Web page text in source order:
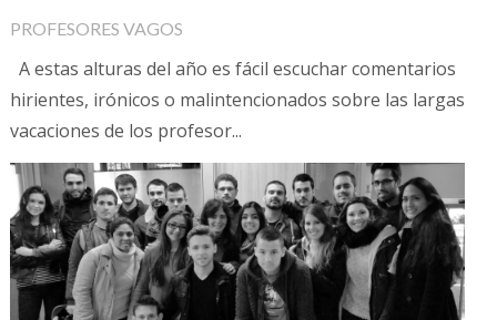
PROFESORES VAGOS
A estas alturas del año es fácil escuchar comentarios
hirientes, irónicos o malintencionados sobre las largas
vacaciones de los profesor...